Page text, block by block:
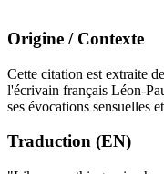
Origine / Contexte
Cette citation est extraite
l'écrivain français Léon-
ses évocations sensuelles
Traduction (EN)